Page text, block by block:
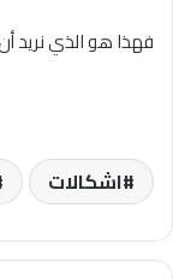
فهذا هو الذي نريد
اشكالات